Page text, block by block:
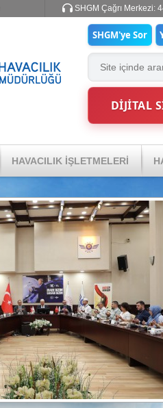
SHGM Çağrı Merkezi:
SHGM'ye Sor
DİJİTAL
HAVACILIK İŞLETMELERİ